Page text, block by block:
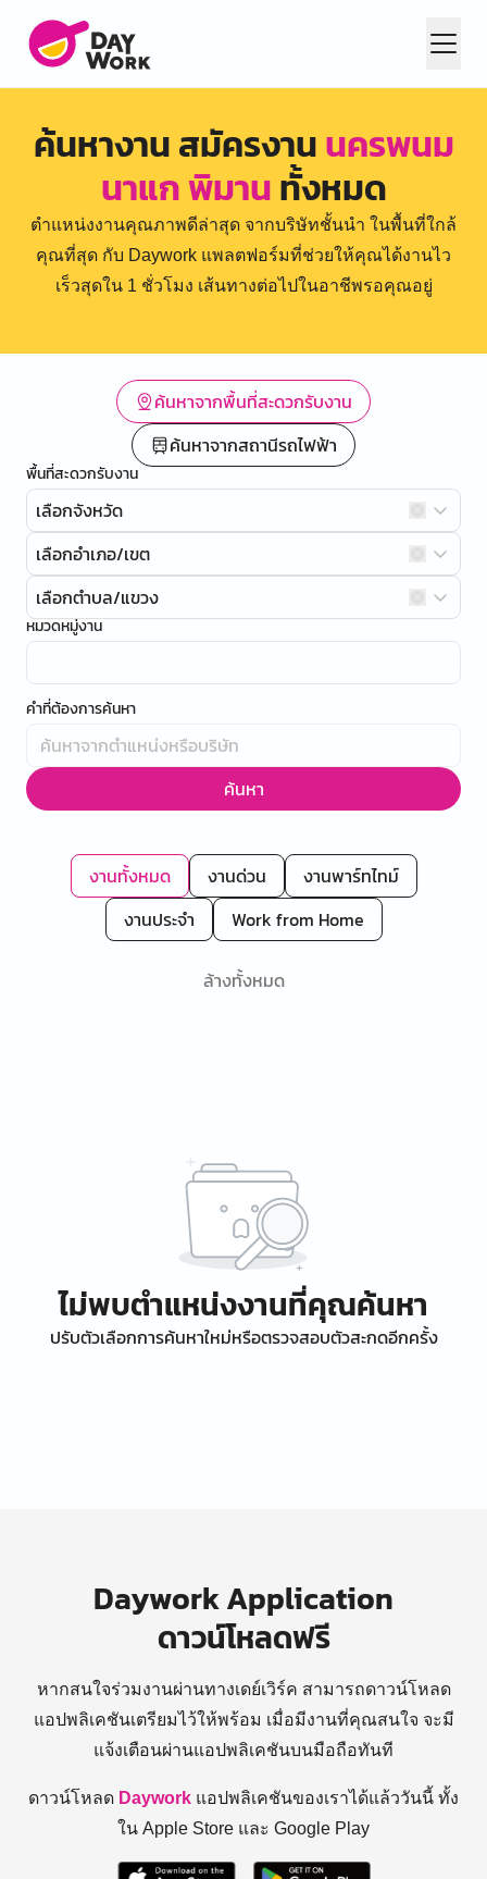
ค้นหางาน สมัครงานนครพนม
นาแก พิมานทั้งหมด
ตำแหน่งงานคุณภาพดีล่าสุด จากบริษัทชั้นนำ ในพื้นที่ใกล้
คุณที่สุด กับ Daywork แพลตฟอร์มที่ช่วยให้คุณได้งานไว
เร็วสุดใน 1 ชั่วโมง เส้นทางต่อไปในอาชีพรอคุณอยู่
ค้นหาจากพื้นที่สะดวกรับงาน
ค้นหาจากสถานีรถไฟฟ้า
พื้นที่สะดวกรับงาน
เลือกจังหวัด
เลือกอำเภอ/เขต
เลือกตำบล/แขวง
หมวดหมู่งาน
คำที่ต้องการค้นหา
ค้นหา
งานทั้งหมด งานด่วน
งานพาร์ทไทม์
งานประจำ
Work from Home
ล้างทั้งหมด
ไม่พบตำแหน่งงานที่คุณค้นหา
ปรับตัวเลือกการค้นหาใหม่หรือตรวจสอบตัวสะกดอีกครั้ง
Daywork Application
ดาวน์โหลดฟรี
หากสนใจร่วมงานผ่านทางเดย์เวิร์ค สามารถดาวน์โหลด
แอปพลิเคชันเตรียมไว้ให้พร้อม เมื่อมีงานที่คุณสนใจ จะมี
แจ้งเตือนผ่านแอปพลิเคชันบนมือถือทันที
ดาวน์โหลด Daywork แอปพลิเคชันของเราได้แล้ววันนี้ ทั้ง
ใน Apple Store และ Google Play